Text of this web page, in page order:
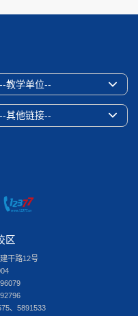
--教学单位--
--其他链接--
区
干路12号
、5891533